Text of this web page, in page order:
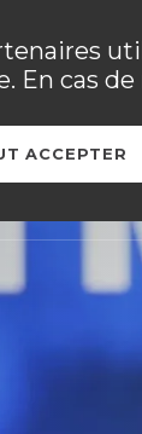
En cas
ACCEPTER